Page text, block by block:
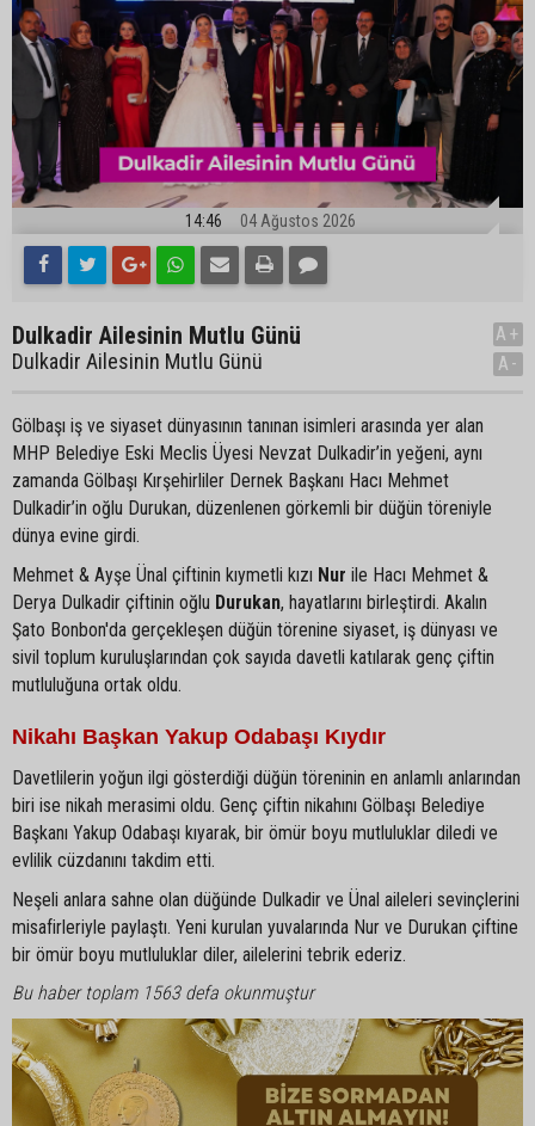
14:46 04 Ağustos 2026
Dulkadir Ailesinin Mutlu Günü
Dulkadir Ailesinin Mutlu Günü
A+
A-
Gölbaşı iş ve siyaset dünyasının tanınan isimleri arasında yer alan
MHP Belediye Eski Meclis Üyesi Nevzat Dulkadir’in yeğeni, aynı
zamanda Gölbaşı Kırşehirliler Dernek Başkanı Hacı Mehmet
Dulkadir’in oğlu Durukan, düzenlenen görkemli bir düğün töreniyle
dünya evine girdi.
Mehmet & Ayşe Ünal çiftinin kıymetli kızı Nur ile Hacı Mehmet &
Derya Dulkadir çiftinin oğlu Durukan, hayatlarını birleştirdi. Akalın
Şato Bonbon'da gerçekleşen düğün törenine siyaset, iş dünyası ve
sivil toplum kuruluşlarından çok sayıda davetli katılarak genç çiftin
mutluluğuna ortak oldu.
Nikahı Başkan Yakup Odabaşı Kıydır
Davetlilerin yoğun ilgi gösterdiği düğün töreninin en anlamlı anlarından
biri ise nikah merasimi oldu. Genç çiftin nikahını Gölbaşı Belediye
Başkanı Yakup Odabaşı kıyarak, bir ömür boyu mutluluklar diledi ve
evlilik cüzdanını takdim etti.
Neşeli anlara sahne olan düğünde Dulkadir ve Ünal aileleri sevinçlerini
misafirleriyle paylaştı. Yeni kurulan yuvalarında Nur ve Durukan çiftine
bir ömür boyu mutluluklar diler, ailelerini tebrik ederiz.
Bu haber toplam 1563 defa okunmuştur